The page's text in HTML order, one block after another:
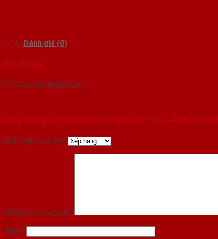
Đánh giá (0)
Đánh giá
Chưa có đánh giá nào.
Hãy là người đầu tiên nhận xét “Cửa ABS KOS
Đánh giá của bạn
Nhận xét của bạn *
Tên *